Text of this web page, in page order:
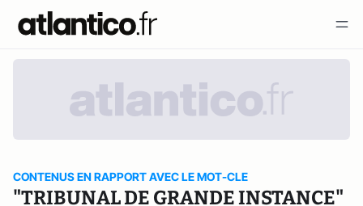
CONTENUS EN RAPPORT AVEC LE MOT-CLE
"TRIBUNAL DE GRANDE INSTANCE"